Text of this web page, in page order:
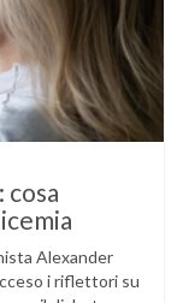
Alexander
i riflettori su